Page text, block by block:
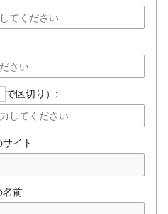
で区切り）:
イト
名前